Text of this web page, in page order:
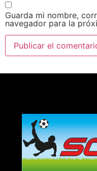
Guarda mi nombre,
navegador para la